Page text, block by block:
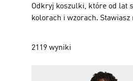
Odkryj koszulki, które od lat
kolorach i wzorach.
2119 wyniki